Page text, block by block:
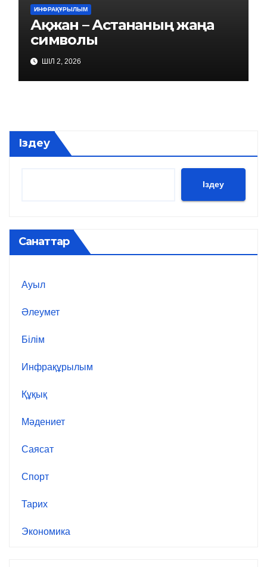
ИНФРАҚҰРЫЛЫМ
Ақжан – Астананың жаңа
символы
ШІЛ 2, 2026
Іздеу
Іздеу
Санаттар
Ауыл
Әлеумет
Білім
Инфрақұрылым
Құқық
Мәдениет
Саясат
Спорт
Тарих
Экономика